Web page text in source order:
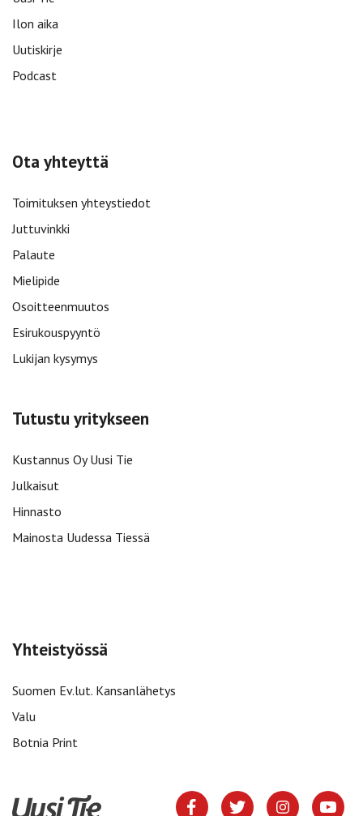
Ilon aika
Uutiskirje
Podcast
Ota yhteyttä
Toimituksen yhteystiedot
Juttuvinkki
Palaute
Mielipide
Osoitteenmuutos
Esirukouspyyntö
Lukijan kysymys
Tutustu yritykseen
Kustannus Oy Uusi Tie
Julkaisut
Hinnasto
Mainosta Uudessa Tiessä
Yhteistyössä
Suomen Ev.lut. Kansanlähetys
Valu
Botnia Print